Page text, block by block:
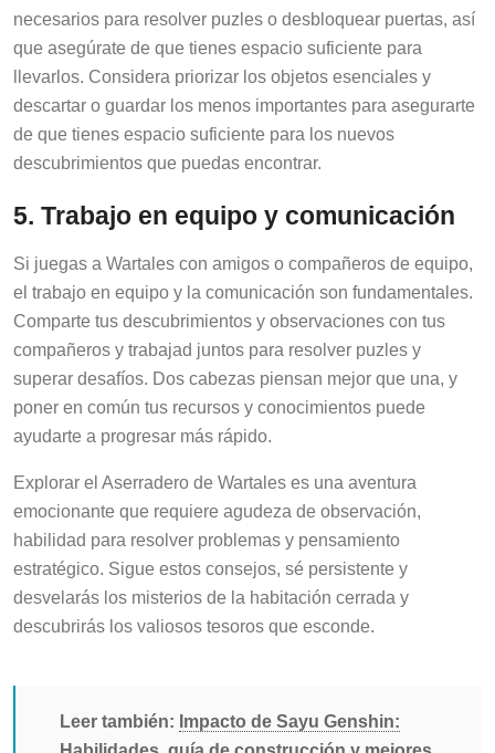
necesarios para resolver puzles o desbloquear puertas, así
que asegúrate de que tienes espacio suficiente para
llevarlos. Considera priorizar los objetos esenciales y
descartar o guardar los menos importantes para asegurarte
de que tienes espacio suficiente para los nuevos
descubrimientos que puedas encontrar.
5. Trabajo en equipo y comunicación
Si juegas a Wartales con amigos o compañeros de equipo,
el trabajo en equipo y la comunicación son fundamentales.
Comparte tus descubrimientos y observaciones con tus
compañeros y trabajad juntos para resolver puzles y
superar desafíos. Dos cabezas piensan mejor que una, y
poner en común tus recursos y conocimientos puede
ayudarte a progresar más rápido.
Explorar el Aserradero de Wartales es una aventura
emocionante que requiere agudeza de observación,
habilidad para resolver problemas y pensamiento
estratégico. Sigue estos consejos, sé persistente y
desvelarás los misterios de la habitación cerrada y
descubrirás los valiosos tesoros que esconde.
Leer también: Impacto de Sayu Genshin:
Habilidades, guía de construcción y mejores